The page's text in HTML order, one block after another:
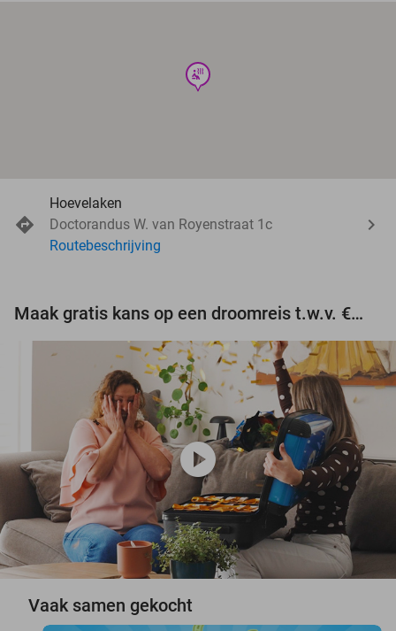
wellness
Hoevelaken
Doctorandus W. van Royenstraat 1c
Routebeschrijving
Maak gratis kans op een droomreis t.w.v. €3.000!
play_circle
Vaak samen gekocht